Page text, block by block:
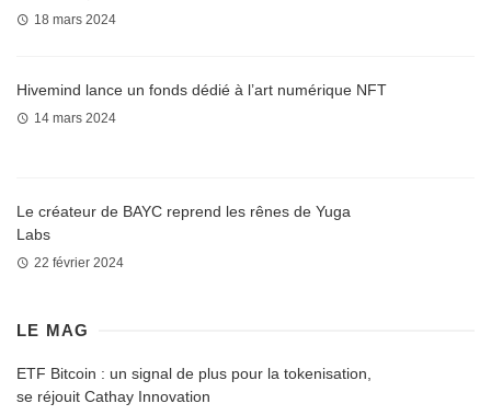
18 mars 2024
Hivemind lance un fonds dédié à l’art numérique NFT
14 mars 2024
Le créateur de BAYC reprend les rênes de Yuga
Labs
22 février 2024
LE MAG
ETF Bitcoin : un signal de plus pour la tokenisation,
se réjouit Cathay Innovation